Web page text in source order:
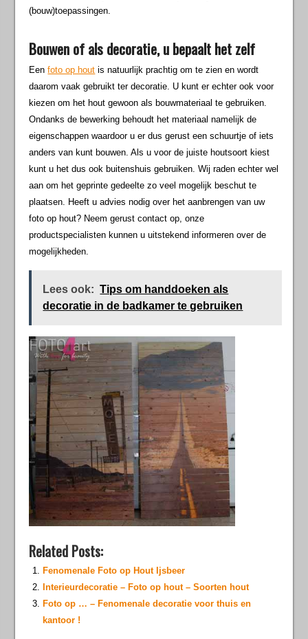
(bouw)toepassingen.
Bouwen of als decoratie, u bepaalt het zelf
Eenfoto op hout is natuurlijk prachtig om te zien en wordt
daarom vaak gebruikt ter decoratie. U kunt er echter ook voor
kiezen om het hout gewoon als bouwmateriaal te gebruiken.
Ondanks de bewerking behoudt het materiaal namelijk de
eigenschappen waardoor u er dus gerust een schuurtje of iets
anders van kunt bouwen. Als u voor de juiste houtsoort kiest
kunt u het dus ook buitenshuis gebruiken. Wij raden echter wel
aan om het geprinte gedeelte zo veel mogelijk beschut te
plaatsen. Heeft u advies nodig over het aanbrengen van uw
foto op hout? Neem gerust contact op, onze
productspecialisten kunnen u uitstekend informeren over de
mogelijkheden.
Lees ook: Tips om handdoeken als
decoratie in de badkamer te gebruiken
Related Posts:
Fenomenale Foto op Hout Ijsbeer
Interieurdecoratie – Foto op hout – Soorten hout
Foto op … – Fenomenale decoratie voor thuis en
kantoor !